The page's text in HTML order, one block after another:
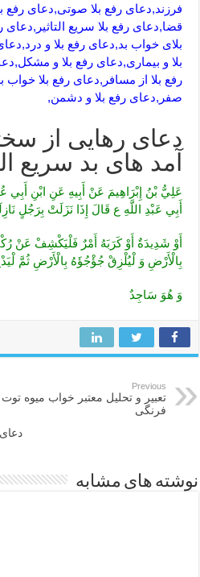
فرزند,دعای رفع بلا صوتی,دعای رفع
قضا,دعای رفع بلا سریع
بلای خواب بد,دعای رفع بلا و
بلا و بیماری,دعای رفع بلا و
رفع بلا از مسافر,دعای رفع بلا خواب
صفر,دعای رفع بلا و دشمن,
دعای رهایی از
آمد های بد سریع
عَلِيُّ بْنُ إِبْرَاهِيمَ عَنْ أَبِيهِ عَنِ ابْنِ
أَبِي عَبْدِ اللَّهِ ع قَالَ إِذَا نَزَلَتْ بِرَجُلٍ
أَوْ شَدِيدَةٌ أَوْ كَرَبَهُ أَمْرٌ فَلْيَكْشِفْ عَنْ
بِالْأَرْضِ وَ لْيُلْزِقْ جُؤْجُؤَهُ بِالْأَرْضِ ثُمَّ
وَ هُوَ سَاجِدٌ
Previous
تعبیر و تحلیل معتبر خواب میوه توت
فرنگی
نوشته های مشابه